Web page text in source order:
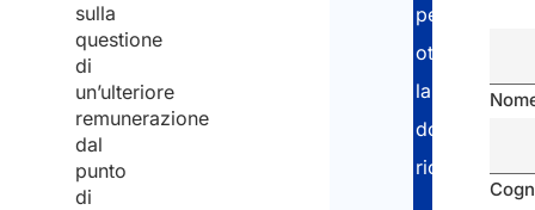
sulla
questione
di
un’ulteriore
remunerazione
dal
punto
di
per
ottenere
la
richiesta.